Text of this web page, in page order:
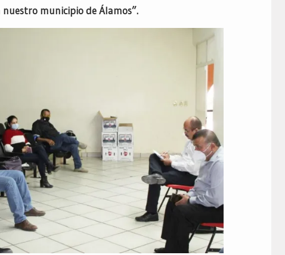
municipio de Álamos”.